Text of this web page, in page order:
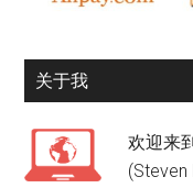
关于我
欢迎来